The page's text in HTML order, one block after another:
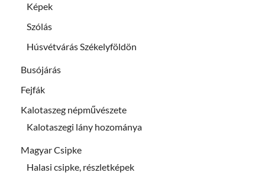
Képek
Szólás
Húsvétvárás Székelyföldön
Busójárás
Fejfák
Kalotaszeg népművészete
Kalotaszegi lány hozománya
Magyar Csipke
Halasi csipke, részletképek